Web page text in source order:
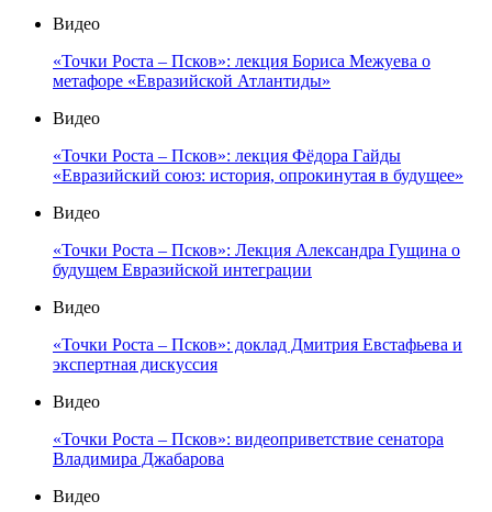
Видео
«Точки Роста – Псков»: лекция Бориса Межуева о
метафоре «Евразийской Атлантиды»
Видео
«Точки Роста – Псков»: лекция Фёдора Гайды
«Евразийский союз: история, опрокинутая в будущее»
Видео
«Точки Роста – Псков»: Лекция Александра Гущина о
будущем Евразийской интеграции
Видео
«Точки Роста – Псков»: доклад Дмитрия Евстафьева и
экспертная дискуссия
Видео
«Точки Роста – Псков»: видеоприветствие сенатора
Владимира Джабарова
Видео